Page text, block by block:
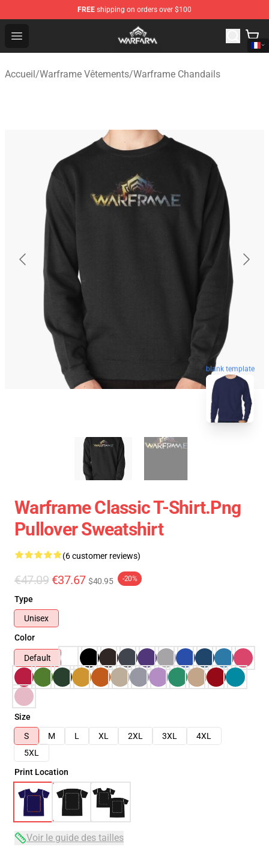
FREE shipping on orders over $100
Open menu
Warframe Shop - Official Warframe Merchandise Store
Accueil/Warframe Vêtements/Warframe Chandails
blank template
Warframe Classic T-Shirt.png
Pullover Sweatshirt
(6 customer reviews)
€47.09 €37.67 $40.95 -20%
Type
Unisex
Color
Default
Size
S
M L XL 2XL 3XL
4XL
5XL
Print Location
Voir le guide des tailles